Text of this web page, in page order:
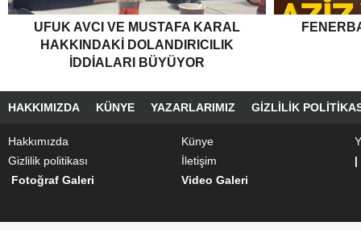
UFUK AVCI VE MUSTAFA KARAL
HAKKINDAKI DOLANDIRICILIK
İDDIALARI BÜYÜYOR
HAKKIMIZDA KÜNYE YAZARLARIMIZ GIZLILIK
Hakkımızda Künye
Gizlilik politikası
İletişim
|
Fotoğraf Galeri
Video Galeri